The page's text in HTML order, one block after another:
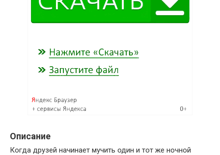
Описание
Когда друзей начинает мучить один и тот же ночной